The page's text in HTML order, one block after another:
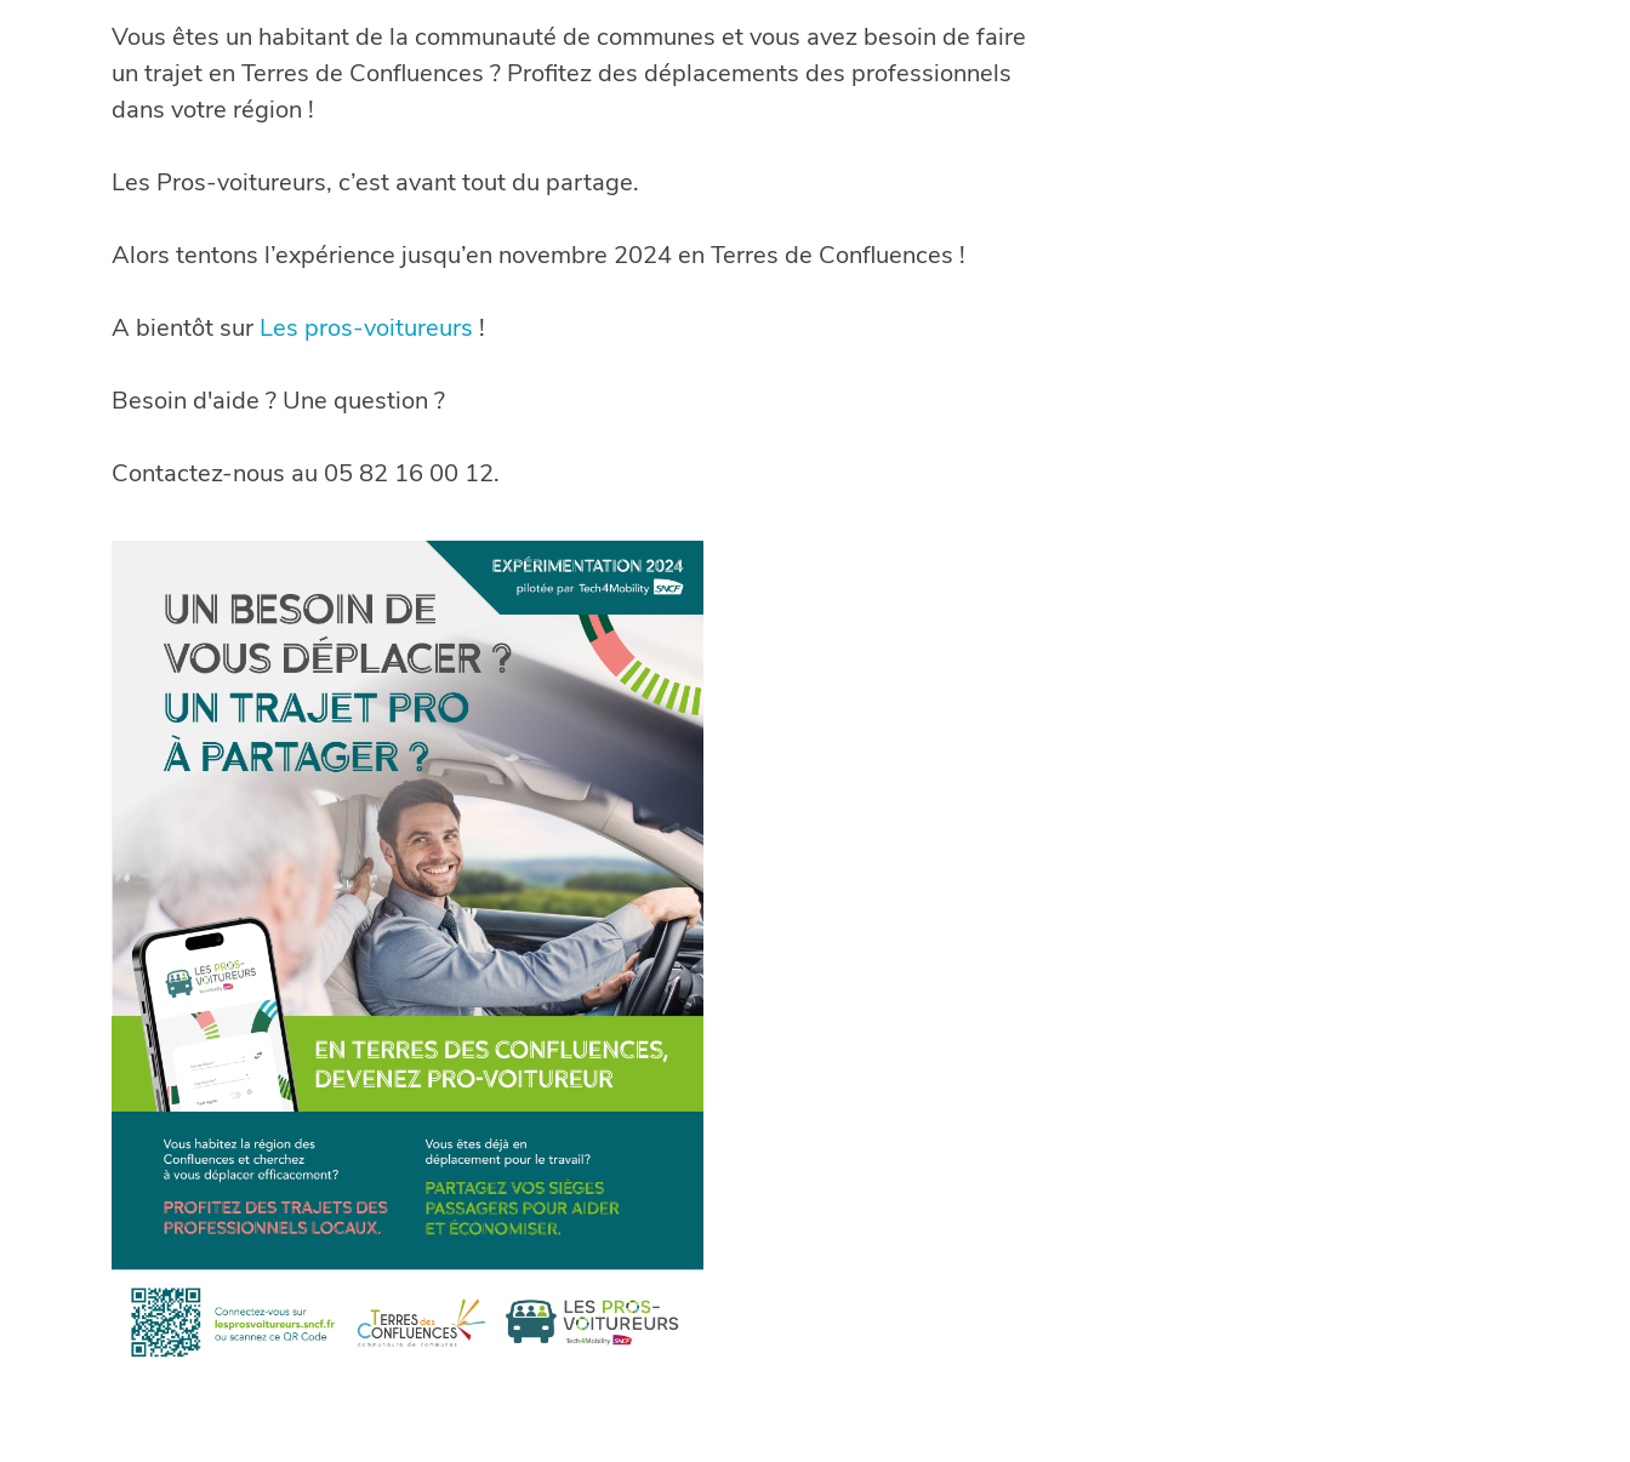
Vous êtes un habitant de la communauté de communes et vous avez besoin de faire
un trajet en Terres de Confluences ? Profitez des déplacements des professionnels
dans votre région !
Les Pros-voitureurs, c’est avant tout du partage.
Alors tentons l’expérience jusqu’en novembre 2024 en Terres de Confluences !
A bientôt sur Les pros-voitureurs !
Besoin d'aide ? Une question ?
Contactez-nous au 05 82 16 00 12.